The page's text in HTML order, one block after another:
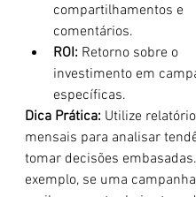
compartilhamentos e
comentários.
ROI: Retorno sobre o
investimento em
específicas.
Dica Prática: Utilize
mensais para analisar
tomar decisões
exemplo, se uma